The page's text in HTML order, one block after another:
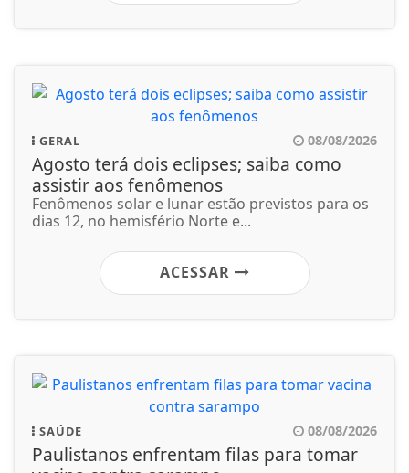
GERAL 08/08/2026
Agosto terá dois eclipses; saiba como
assistir aos fenômenos
Fenômenos solar e lunar estão previstos para os
dias 12, no hemisfério Norte e...
ACESSAR
SAÚDE 08/08/2026
Paulistanos enfrentam filas para tomar